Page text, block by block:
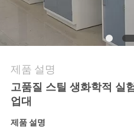
스
사
제품 설명
고품질 스틸 생화학적 실
업대
제품 설명